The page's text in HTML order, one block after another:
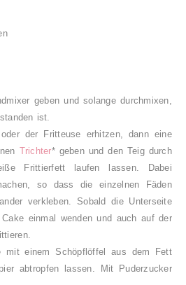
geben und solange durchmixen,
ist.
der Fritteuse erhitzen, dann eine
Trichter* geben und den Teig durch
Frittierfett laufen lassen. Dabei
so dass die einzelnen Fäden
verkleben. Sobald die Unterseite
einmal wenden und auch auf der
mit einem Schöpflöffel aus dem Fett
abtropfen lassen. Mit Puderzucker